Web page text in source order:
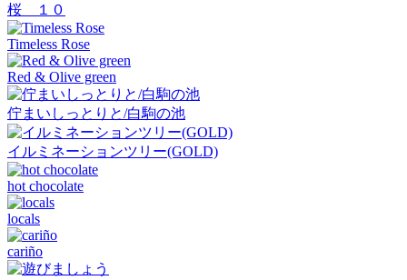
桜 １０
Timeless Rose
Red & Olive green
佇まいしっとりと/白駒の池
イルミネーションツリー(GOLD)
hot chocolate
locals
cariño